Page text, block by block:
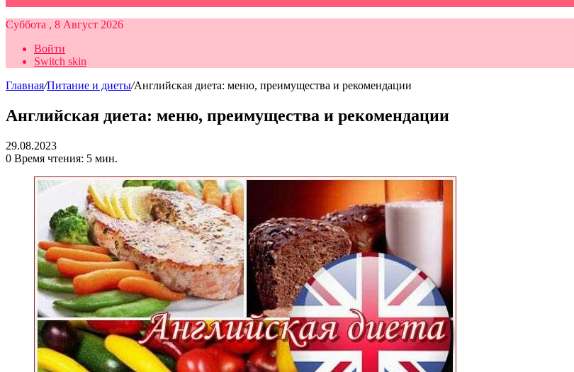
Суббота , 8 Август 2026
Войти
Switch skin
Главная/Питание и диеты/Английская диета: меню, преимущества и рекомендации
Английская диета: меню, преимущества и рекомендации
29.08.2023
0 Время чтения: 5 мин.